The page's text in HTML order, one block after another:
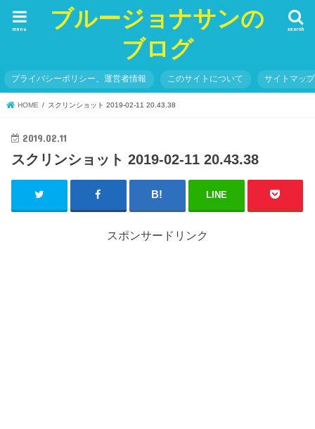
ブルージョナサンの
ブログ
search
menu
プライバシーポリシー、運営者情報 このサイトについて サイトマップ
HOME スクリンショット 2019-02-11 20.43.38
2019.02.11
スクリンショット 2019-02-11 20.43.38
LINE
スポンサードリンク